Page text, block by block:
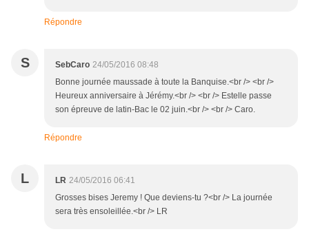
Répondre
S SebCaro 24/05/2016 08:48
Bonne journée maussade à toute la Banquise.<br /> <br />
Heureux anniversaire à Jérémy.<br /> <br /> Estelle passe
son épreuve de latin-Bac le 02 juin.<br /> <br /> Caro.
Répondre
L LR 24/05/2016 06:41
Grosses bises Jeremy ! Que deviens-tu ?<br /> La journée
sera très ensoleillée.<br /> LR